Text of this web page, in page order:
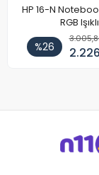
HP 16-N
RGB Işıklı
%26